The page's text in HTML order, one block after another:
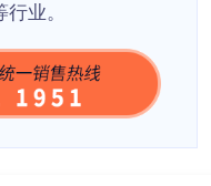
业。